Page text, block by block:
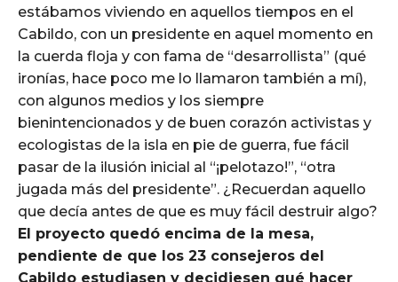
estábamos viviendo en aquellos tiempos en el
Cabildo, con un presidente en aquel momento en
la cuerda floja y con fama de “desarrollista” (qué
ironías, hace poco me lo llamaron también a mí),
con algunos medios y los siempre
bienintencionados y de buen corazón activistas y
ecologistas de la isla en pie de guerra, fue fácil
pasar de la ilusión inicial al “¡pelotazo!”, “otra
jugada más del presidente”. ¿Recuerdan aquello
que decía antes de que es muy fácil destruir algo?
El proyecto quedó encima de la mesa,
pendiente de que los 23 consejeros del
Cabildo estudiasen y decidiesen qué hacer